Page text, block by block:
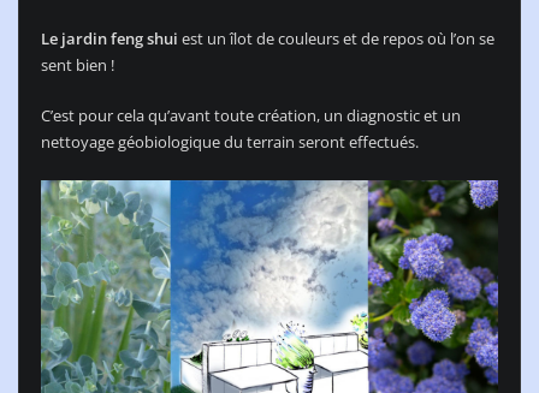
Le jardin feng shui est un îlot de couleurs et de repos où l’on se
sent bien !
C’est pour cela qu’avant toute création, un diagnostic et un
nettoyage géobiologique du terrain seront effectués.